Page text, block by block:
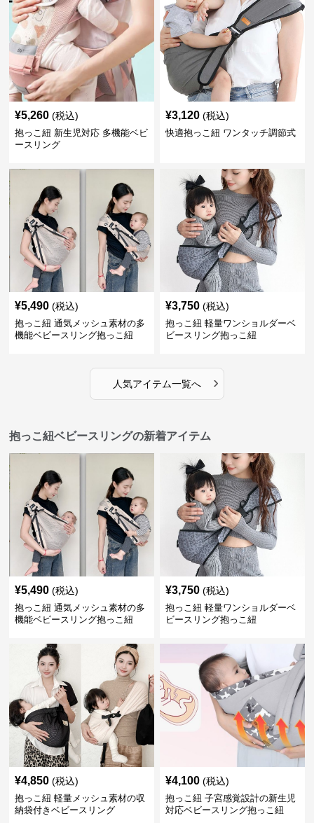
¥5,260 (税込)
抱っこ紐 新生児対応 多機能ベビ
ースリング
¥3,120 (税込)
快適抱っこ紐 ワンタッチ調節式
¥5,490 (税込)
抱っこ紐 通気メッシュ素材の多
機能ベビースリング抱っこ紐
¥3,750 (税込)
抱っこ紐 軽量ワンショルダーベ
ビースリング抱っこ紐
人気アイテム一覧へ ›
抱っこ紐ベビースリングの新着アイテム
¥5,490 (税込)
抱っこ紐 通気メッシュ素材の多
機能ベビースリング抱っこ紐
¥3,750 (税込)
抱っこ紐 軽量ワンショルダーベ
ビースリング抱っこ紐
¥4,850 (税込)
抱っこ紐 軽量メッシュ素材の収
納袋付きベビースリング
¥4,100 (税込)
抱っこ紐 子宮感覚設計の新生児
対応ベビースリング抱っこ紐